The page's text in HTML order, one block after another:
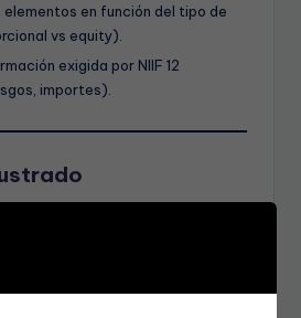
elementos en función del tipo de
vs equity).
exigida por NIIF 12
importes).